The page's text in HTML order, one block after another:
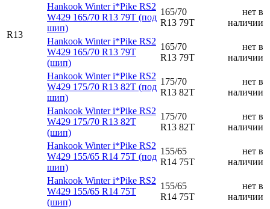
R13
Hankook Winter i*Pike RS2
W429 165/70 R13 79T (под
шип)
165/70
R13 79T
нет в
наличии
Hankook Winter i*Pike RS2
W429 165/70 R13 79T
(шип)
165/70
R13 79T
нет в
наличии
Hankook Winter i*Pike RS2
W429 175/70 R13 82T (под
шип)
175/70
R13 82T
нет в
наличии
Hankook Winter i*Pike RS2
W429 175/70 R13 82T
(шип)
175/70
R13 82T
нет в
наличии
Hankook Winter i*Pike RS2
W429 155/65 R14 75T (под
шип)
155/65
R14 75T
нет в
наличии
Hankook Winter i*Pike RS2
W429 155/65 R14 75T
(шип)
155/65
R14 75T
нет в
наличии